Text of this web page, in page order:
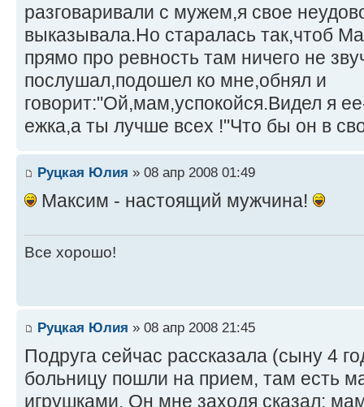
разговаривали с мужем,я свое
выказывала.Но старалась так,чтоб
прямо про ревность там ничего не
послушал,подошел ко мне,обнял и
говорит:"Ой,мам,успокойся.Видел я
ежка,а ты лучше всех !"Что бы он в
Руцкая Юлия » 08 апр 2008 01:49
Максим - настоящий мужчина!
Все хорошо!
Руцкая Юлия » 08 апр 2008 21:45
Подруга сейчас рассказала (сыну 4
больницу пошли на прием, там есть
игрушками. Он мне заходя сказал: